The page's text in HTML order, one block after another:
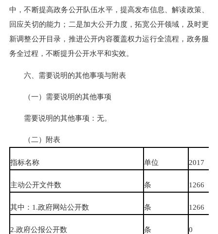
中，不断提高政务公开队伍水平，提高发布信息、解读政策、
回应关切的能力；二是加大公开力度，拓宽公开领域，及时更
新调整公开目录，推进公开内容覆盖权力运行全流程，政务服
务全过程，不断提升公开水平和实效。
六、需要说明的其他事项与附表
（一）需要说明的其他事项
需要说明的其他事项：无。
（二）附表
指标名称 单位 2017
主动公开文件数 条 1266
其中：1.政府网站公开数 条 1266
2.政府公报公开数 条 0